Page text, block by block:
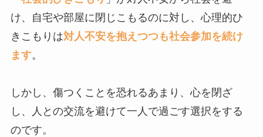
け、自宅や部屋に閉じこもるのに対し、心理的ひ
きこもりは対人不安を抱えつつも社会参加を続け
ます。
しかし、傷つくことを恐れるあまり、心を閉ざ
し、人との交流を避けて一人で過ごす選択をする
のです。